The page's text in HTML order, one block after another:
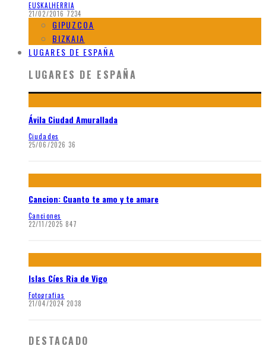
EUSKALHERRIA
21/02/2016 7234
GIPUZCOA
BIZKAIA
LUGARES DE ESPAÑA
LUGARES DE ESPAÑA
Ávila Ciudad Amurallada
Ciudades
25/06/2026 36
Cancion: Cuanto te amo y te amare
Canciones
22/11/2025 847
Islas Cíes Ria de Vigo
Fotografias
21/04/2024 2038
DESTACADO